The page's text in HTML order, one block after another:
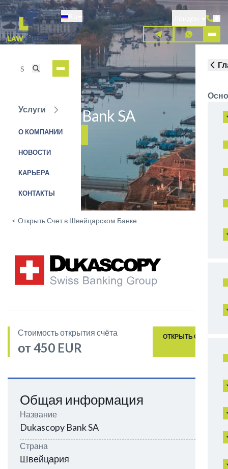
Перейти
к
основному
содержанию
Услуги
О КОМПАНИИ
НОВОСТИ
КАРЬЕРА
КОНТАКТЫ
Dukascopy Bank SA
ЗАЯВКА НА УСЛУГУ
< Открыть Счет в Швейцарском Банке
Стоимость открытия счёта
от 450 EUR
ОТКРЫТЬ СЧЁТ
Общая информация
Название
Dukascopy Bank SA
Страна
Швейцария